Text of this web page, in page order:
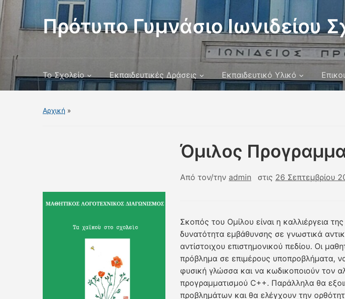
Πρότυπο Γυμνάσιο Ιωνιδείου
Το Σχολείο Εκπαιδευτικές Δράσεις Εκπαιδευτικό Υλικό
Αρχική »
Όμιλος
Από τον/την admin στις 26 Σεπτεμβρίου
Σκοπός του Ομίλου είναι η καλλιέργεια
δυνατότητα εμβάθυνσης σε γνωστικά
αντίστοιχου επιστημονικού πεδίου. Οι
πρόβλημα σε επιμέρους υποπροβλήματα,
φυσική γλώσσα και να κωδικοποιούν τον
προγραμματισμού C++. Παράλληλα θα
προβλημάτων και θα ελέγχουν την